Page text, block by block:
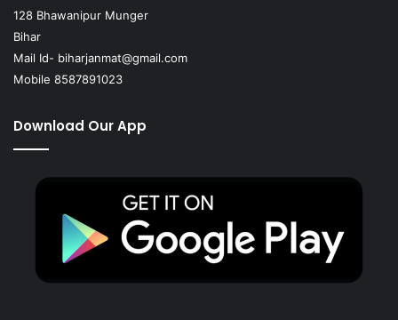
128 Bhawanipur Munger
Bihar
Mail Id- biharjanmat@gmail.com
Mobile 8587891023
Download Our App